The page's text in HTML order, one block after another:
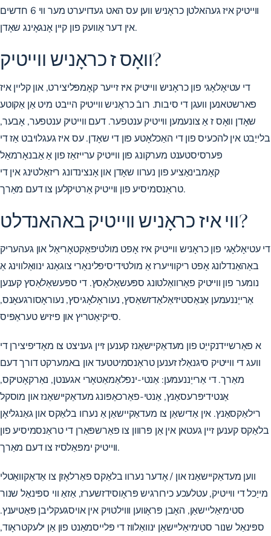
ווייטיק איז געהאלטן כראָניש ווען עס האט געדויערט מער ווי 6 חדשים
אין דער אַוועק פון קיין אָנגאָינג שאָדן.
וואָס ז כראָניש ווייטיק?
די עטיאָלאָגי פון כראָניש ווייטיק איז זייער קאָמפּליצירט, און קליין איז
פארשטאנען וועגן די סיבות. רובֿ כראָניש ווייטיק הייבט מיט אַן אַקוטע
שאָדן וואָס ז אַ צונעמען ווייטיק ענטפער. דעם ווייטיק ענטפער, אָבער,
בלייַבט אין להכעיס פון די האַכלאָטע פון ​​די שאָדן. עס איז געגלויבט אַז די
פּערסיסטענט מערקונג פון ווייטיק ערייזאַז פון אַ אַבנאָרמאַל
קאָמבינאַציע פון ​​נערוו שאָדן און אָנצינדונג ריזאַלטינג אין די
טראַנסמיסיע פון ​​ווייטיק אַרטיקלען צו דעם מאַרך.
ווי איז כראָניש ווייטיק באהאנדלט?
די עטיאָלאָגי פון כראָניש ווייטיק איז אָפט מולטיפאַקטאָריאַל און געהעריק
באַהאַנדלונג אָפט ריקווייערז אַ מולטידיסיפלינאַרי צוגאַנג ינוואַלווינג אַ
נומער פון ווייטיק פאַרוואַלטונג ספּעשאַלאַסץ. די ספּעשאַלאַסץ קענען
אַרייַננעמען אַנאַסטיזיאַלאַדזשאַסץ, נעוראָלאָגיסץ, ​​נעוראָסורגעאָנס,
סייקיאַטריץ און פיזיש טעראַפּיס.
א פאַרשיידנקייַט פון מעדאַקיישאַנז קענען זיין געניצט צו מאָדיפיצירן די
וועג די ווייטיק סיגנאַלז זענען טראַנסמיטטעד און באמערקט דורך דעם
מאַרך. די אַרייַננעמען: אַנטי-ינפלאַמאַטאָרי אגענטן, נאַרקאָטיקס,
אַנטידיפּרעסאַנץ, אַנטי-פאַרכאַפּונג מעדאַקיישאַנז און מוסקל
רילאַקסאַנץ. אין אַדישאַן צו מעדאַקיישאַן אַ נערוו בלאַקס און גאַנגליאָן
בלאַקס קענען זיין געטאן אין אַן פּרווון צו פאַרשפּאַרן די טראַנסמיסיע פון
​​ווייטיק ימפּאַלסיז צו דעם מאַרך.
ווען מעדאַקיישאַנז און / אָדער נערוו בלאַקס פאַרלאָזן צו אַדאַקוואַטלי
מייַכל די ווייטיק, עטלעכע כירורגיש פּראָוסידזשערז, אַזאַ ווי ספּינאַל שנור
סטימיאַליישאַן, האָבן פּראָווען וווילטויק אין אויסגעקליבן פּאַטיענץ.
ספּינאַל שנור סטימיאַליישאַן ינוואַלווז די פּלייסמאַנט פון אַן ילעקטראָוד,